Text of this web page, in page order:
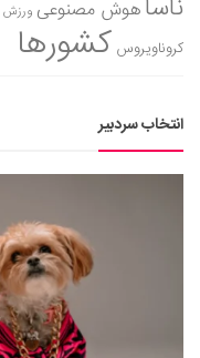
ناساهوش مصنوعی ورزش
کروناویروس کشورها
انتخاب سردبیر